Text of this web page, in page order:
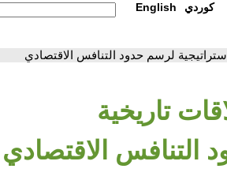
English كوردي
لرسم حدود التنافس الاقتصادي
تاريخية
التنافس الاقتصادي